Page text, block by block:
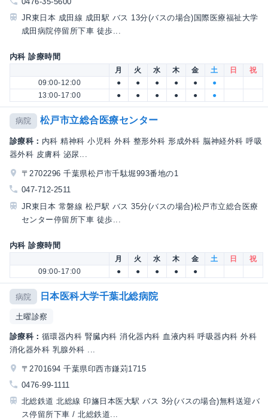
JR東日本 成田線 成田駅 バス 13分(バスの場合)国際医療福祉大学
成田病院停留所下車 徒歩...
内科 診療時間
月 火 水 木 金 土 日
祝
09:00-12:00
● ● ● ● ●
●
13:00-17:00
● ● ● ● ● ●
病院 松戸市立総合医療センター
診療科： 内科 精神科 小児科 外科 整形外科 形成外科 脳神経外科 呼吸
器外科 皮膚科 泌尿...
〒2702296 千葉県松戸市千駄堀993番地の1
047-712-2511
JR東日本 常磐線 松戸駅 バス 35分(バスの場合)松戸市立総合医療
センター停留所下車 徒歩...
内科 診療時間
月 火 水 木 金 土 日
祝
09:00-17:00
● ● ● ● ●
病院 日本医科大学千葉北総病院
土曜診察
診療科： 循環器内科 腎臓内科 消化器内科 血液内科 呼吸器内科 外科
消化器外科 乳腺外科 ...
〒2701694 千葉県印西市鎌苅1715
0476-99-1111
北総鉄道 北総線 印旛日本医大駅 バス 3分(バスの場合)無料送迎バ
ス停留所下車 / 北総鉄道...